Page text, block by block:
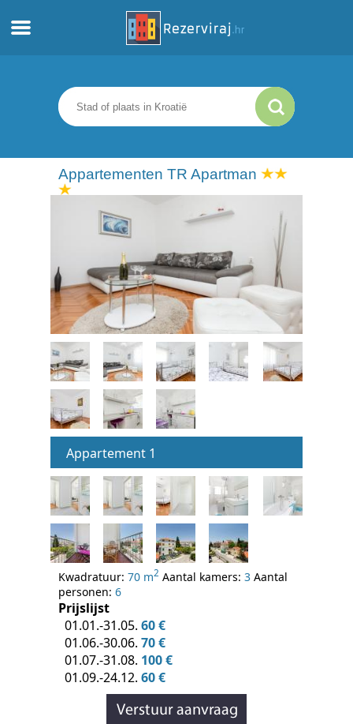
Appartementen
Toeristeninformatie
Stranden
Ontmoet Kroatië
Appartementen TR Apartman
Appartement 1
Kwadratuur: 70 m2 Aantal kamers: 3 Aantal
personen: 6
Prijslijst
01.01.-31.05. 60 €
01.06.-30.06. 70 €
01.07.-31.08. 100 €
01.09.-24.12. 60 €